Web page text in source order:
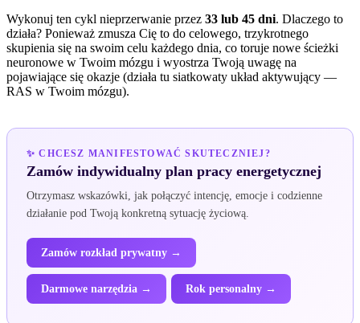
Wykonuj ten cykl nieprzerwanie przez 33 lub 45 dni. Dlaczego to
działa? Ponieważ zmusza Cię to do celowego, trzykrotnego
skupienia się na swoim celu każdego dnia, co toruje nowe ścieżki
neuronowe w Twoim mózgu i wyostrza Twoją uwagę na
pojawiające się okazje (działa tu siatkowaty układ aktywujący —
RAS w Twoim mózgu).
✨ CHCESZ MANIFESTOWAĆ SKUTECZNIEJ?
Zamów indywidualny plan pracy energetycznej
Otrzymasz wskazówki, jak połączyć intencję, emocje i codzienne
działanie pod Twoją konkretną sytuację życiową.
Zamów rozkład prywatny →
Darmowe narzędzia → Rok personalny →